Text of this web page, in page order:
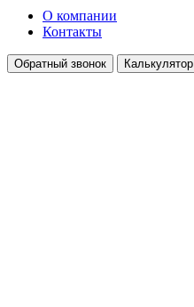
О компании
Контакты
Обратный звонок Калькулятор